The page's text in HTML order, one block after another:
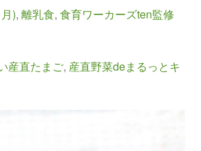
), 離乳食, 食育ワーカーズten監修
産直たまご, 産直野菜deまるっとキ